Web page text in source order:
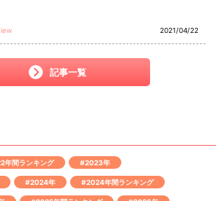
2021/04/22
記事一覧
年間ランキング #2023年
#2024年 #2024年間ランキング